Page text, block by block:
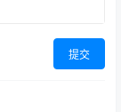
提交